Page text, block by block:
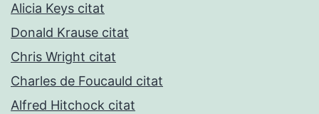
Alicia Keys citat
Donald Krause citat
Chris Wright citat
Charles de Foucauld citat
Alfred Hitchock citat